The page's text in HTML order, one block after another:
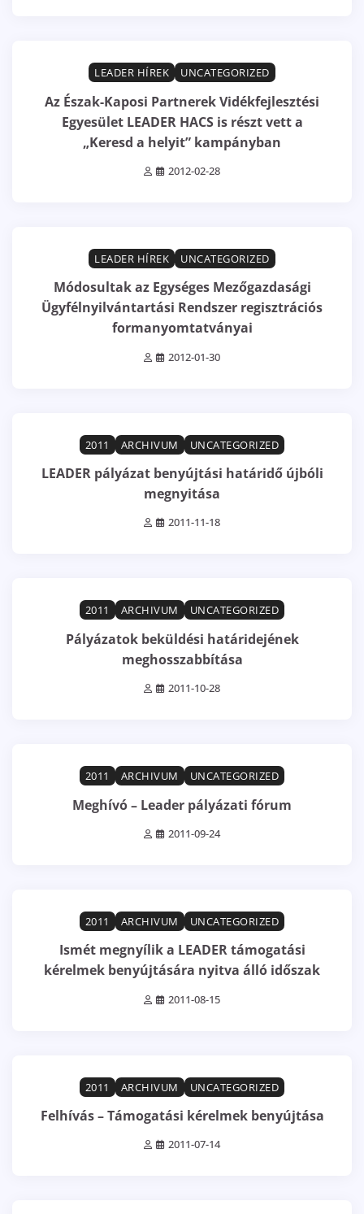
LEADER HÍREK
UNCATEGORIZED
Az Észak-Kaposi Partnerek Vidékfejlesztési
Egyesület LEADER HACS is részt vett a
„Keresd a helyit” kampányban
2012-02-28
LEADER HÍREK
UNCATEGORIZED
Módosultak az Egységes Mezőgazdasági
Ügyfélnyilvántartási Rendszer regisztrációs
formanyomtatványai
2012-01-30
2011
ARCHIVUM UNCATEGORIZED
LEADER pályázat benyújtási határidő újbóli
megnyitása
2011-11-18
2011
ARCHIVUM UNCATEGORIZED
Pályázatok beküldési határidejének
meghosszabbítása
2011-10-28
2011
ARCHIVUM UNCATEGORIZED
Meghívó – Leader pályázati fórum
2011-09-24
2011
ARCHIVUM UNCATEGORIZED
Ismét megnyílik a LEADER támogatási
kérelmek benyújtására nyitva álló időszak
2011-08-15
2011
ARCHIVUM UNCATEGORIZED
Felhívás – Támogatási kérelmek benyújtása
2011-07-14